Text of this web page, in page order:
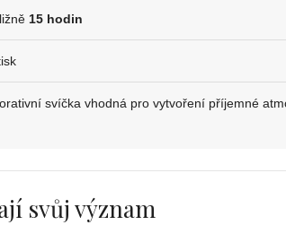
15 hodin
svíčka vhodná pro vytvoření příjemné
svůj význam